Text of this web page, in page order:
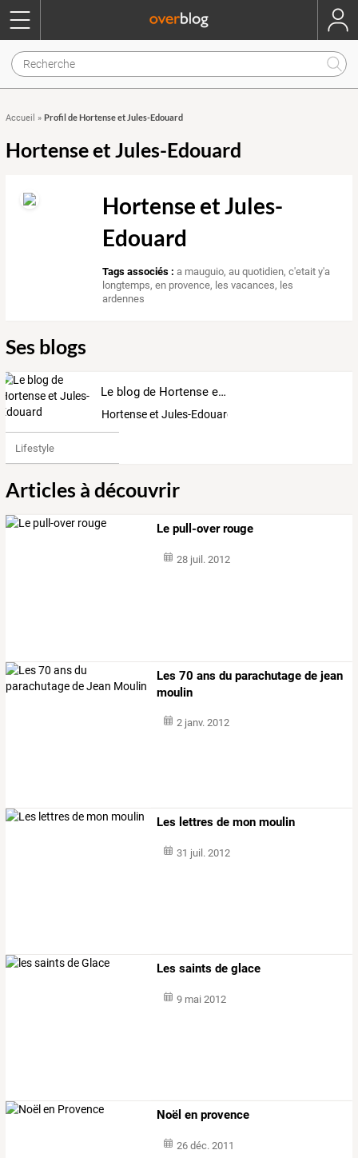
Accueil » Profil de Hortense et Jules-Edouard
Hortense et Jules-Edouard
Hortense et Jules-
Edouard
Tags associés : a mauguio,au quotidien,c'etait y'a
longtemps,en provence, les vacances, les
ardennes
Ses blogs
Le blog de Hortense et Jules-Edouard
Hortense et Jules-Edouard
Lifestyle
Articles à découvrir
Le pull-over rouge
28 juil. 2012
Les 70 ans du parachutage de jean
moulin
2 janv. 2012
Les lettres de mon moulin
31 juil. 2012
Les saints de glace
9 mai 2012
Noël en provence
26 déc. 2011